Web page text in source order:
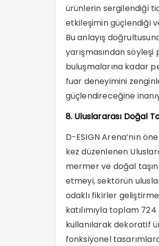
ürünlerin sergilendiği
etkileşimin güçlendiği
Bu anlayış
yarışmasından söyleşi
buluşmalarına kadar
fuar deneyimini
güçlendireceğine
8. Uluslararası Doğal
D-ESIGN Arena’nın
kez düzenlenen
mermer ve doğal
etmeyi, sektörün
odaklı fikirler
katılımıyla toplam
kullanılarak dekoratif
fonksiyonel